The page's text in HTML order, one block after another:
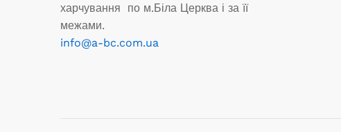
харчування по м.Біла Церква і за її
межами.
info@a-bc.com.ua